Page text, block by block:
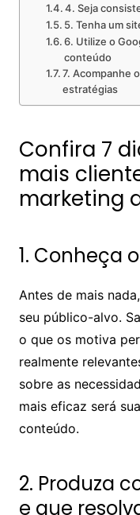
4. Seja
5. Tenha um
6. Utilize o
conteúdo
7. Acompanhe
estratégias
Confira 7
mais
marketing
1. Conheça
Antes de mais
seu público-alvo.
o que os motiva
realmente
sobre as
mais eficaz será
conteúdo.
2. Produza
e que